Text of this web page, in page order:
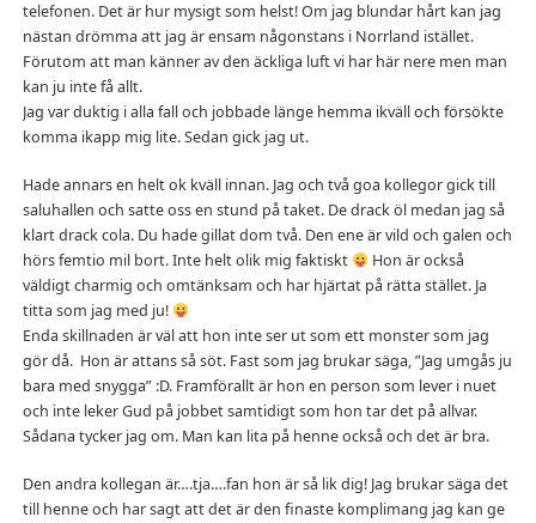
telefonen. Det är hur mysigt som helst! Om jag blundar hårt kan jag
nästan drömma att jag är ensam någonstans i Norrland istället.
Förutom att man känner av den äckliga luft vi har här nere men man
kan ju inte få allt.
Jag var duktig i alla fall och jobbade länge hemma ikväll och försökte
komma ikapp mig lite. Sedan gick jag ut.
Hade annars en helt ok kväll innan. Jag och två goa kollegor gick till
saluhallen och satte oss en stund på taket. De drack öl medan jag så
klart drack cola. Du hade gillat dom två. Den ene är vild och galen och
hörs femtio mil bort. Inte helt olik mig faktiskt
Hon är också
väldigt charmig och omtänksam och har hjärtat på rätta stället. Ja
titta som jag med ju!
Enda skillnaden är väl att hon inte ser ut som ett monster som jag
gör då. Hon är attans så söt. Fast som jag brukar säga, ”Jag umgås ju
bara med snygga” :D. Framförallt är hon en person som lever i nuet
och inte leker Gud på jobbet samtidigt som hon tar det på allvar.
Sådana tycker jag om. Man kan lita på henne också och det är bra.
Den andra kollegan är….tja….fan hon är så lik dig! Jag brukar säga det
till henne och har sagt att det är den finaste komplimang jag kan ge